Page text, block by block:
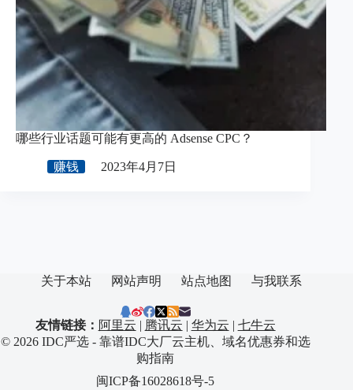
哪些行业话题可能有更高的 Adsense CPC？
赚钱 2023年4月7日
关于本站 网站声明 站点地图 与我联系
友情链接： 阿里云 | 腾讯云 | 华为云 | 七牛云
© 2026 IDC严选 - 靠谱IDC大厂云主机、域名优惠券和选
购指南
闽ICP备16028618号-5